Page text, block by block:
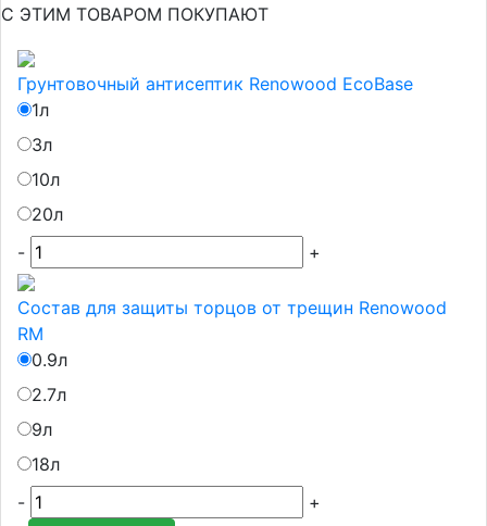
С ЭТИМ ТОВАРОМ ПОКУПАЮТ
Грунтовочный антисептик Renowood EcoBase
1л
3л
10л
20л
-
+
Состав для защиты торцов от трещин Renowood
RM
0.9л
2.7л
9л
18л
-
+